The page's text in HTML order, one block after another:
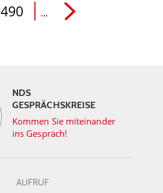
490
...
NDS
GESPRÄCHSKREISE
Kommen Sie miteinander
ins Gespräch!
AUFRUF